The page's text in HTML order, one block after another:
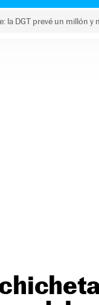
la DGT prevé un millón